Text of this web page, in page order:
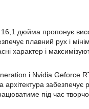
дюйма пропонує
плавний рух і
характер і
і Nvidia Geforce
забезпечує
під час